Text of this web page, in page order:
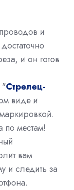
и
и он готов
"Стрелец-
виде и
по местам!
вам
и следить за